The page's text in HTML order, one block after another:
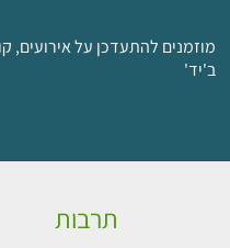
מוזמנים להתעדכן על אירועים,
ב'יד'
תרבות